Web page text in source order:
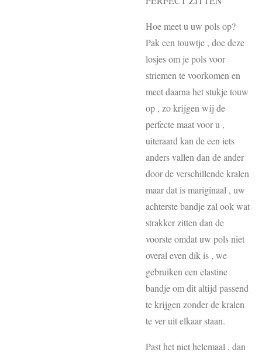
Hoe meet u uw pols op?
Pak een touwtje , doe deze
losjes om je pols voor
striemen te voorkomen en
meet daarna het stukje touw
op , zo krijgen wij de
perfecte maat voor u ,
uiteraard kan de een iets
anders vallen dan de ander
door de verschillende kralen
maar dat is mariginaal , uw
achterste bandje zal ook wat
strakker zitten dan de
voorste omdat uw pols niet
overal even dik is , we
gebruiken een elastine
bandje om dit altijd passend
te krijgen zonder de kralen
te ver uit elkaar staan.
Past het niet helemaal , dan